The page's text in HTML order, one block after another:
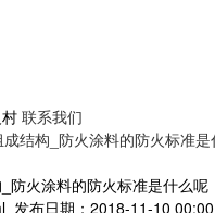
联系我们
成结构_防火涂料的防火标准
防火涂料的防火标准是什么呢
发布日期：2018-11-10